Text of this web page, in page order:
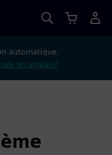
automatique.
en anglais?